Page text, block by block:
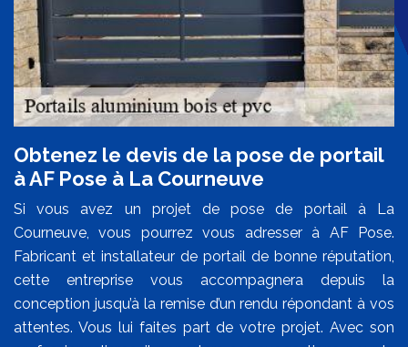
Obtenez le devis de la pose de portail
à AF Pose à La Courneuve
Si vous avez un projet de pose de portail à La
Courneuve, vous pourrez vous adresser à AF Pose.
Fabricant et installateur de portail de bonne réputation,
cette entreprise vous accompagnera depuis la
conception jusqu’à la remise d’un rendu répondant à vos
attentes. Vous lui faites part de votre projet. Avec son